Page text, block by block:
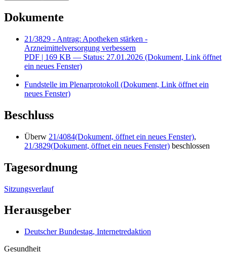
Dokumente
21/3829 - Antrag: Apotheken stärken -
Arzneimittelversorgung verbessern
PDF | 169 KB — Status: 27.01.2026 (Dokument, Link öffnet
ein neues Fenster)
Fundstelle im Plenarprotokoll (Dokument, Link öffnet ein
neues Fenster)
Beschluss
Überw 21/4084(Dokument, öffnet ein neues Fenster),
21/3829(Dokument, öffnet ein neues Fenster) beschlossen
Tagesordnung
Sitzungsverlauf
Herausgeber
Deutscher Bundestag, Internetredaktion
Gesundheit